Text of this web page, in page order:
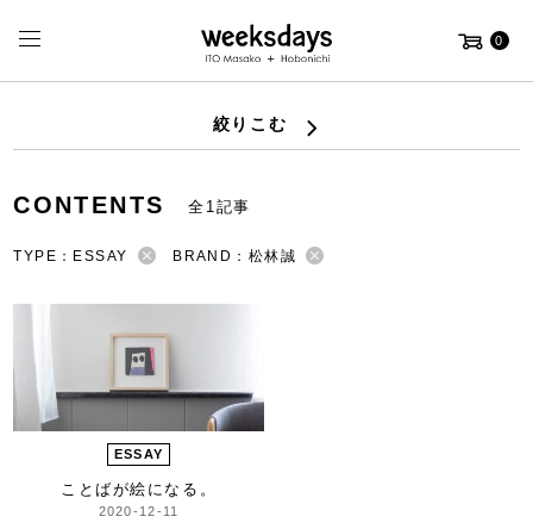
0
絞りこむ
CONTENTS 全1記事
TYPE：ESSAY BRAND：松林誠
ESSAY
ことばが絵になる。
2020-12-11